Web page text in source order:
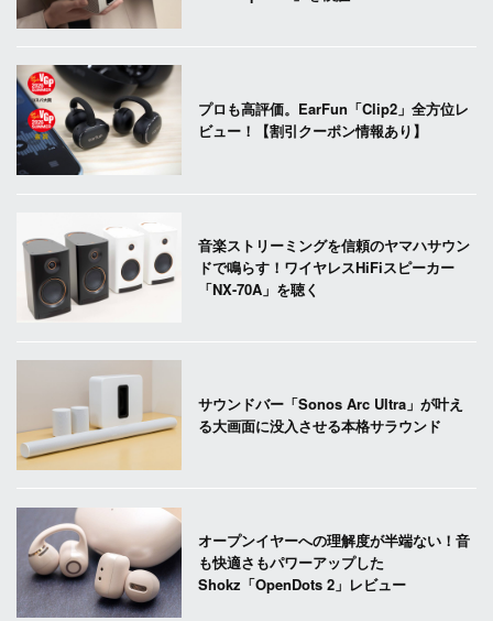
プロも高評価。EarFun「Clip2」全方位レ
ビュー！【割引クーポン情報あり】
音楽ストリーミングを信頼のヤマハサウン
ドで鳴らす！ワイヤレスHiFiスピーカー
「NX-70A」を聴く
サウンドバー「Sonos Arc Ultra」が叶え
る大画面に没入させる本格サラウンド
オープンイヤーへの理解度が半端ない！音
も快適さもパワーアップした
Shokz「OpenDots 2」レビュー